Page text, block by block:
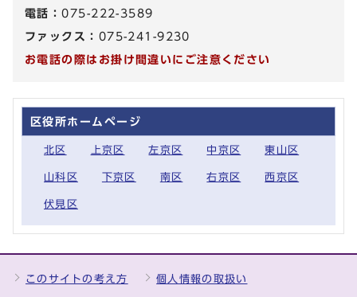
電話：075-222-3589
ファックス： 075-241-9230
お電話の際はお掛け間違いにご注意ください
区役所ホームページ
北区 上京区 左京区 中京区 東山区
山科区 下京区 南区 右京区 西京区
伏見区
このサイトの考え方 個人情報の取扱い